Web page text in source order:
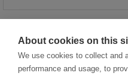
About cookies on this
We use cookies to collect and
performance and usage, to